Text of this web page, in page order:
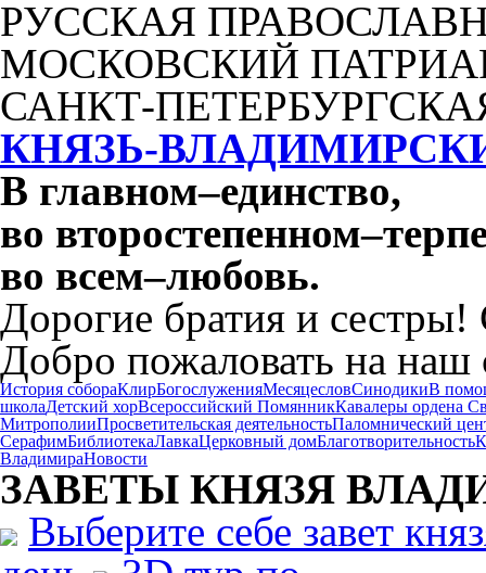
РУССКАЯ
МОСКОВСКИЙ
САНКТ-
КНЯЗЬ-
В главном–единство,
во второстепенном–
во всем–любовь.
Дорогие братия и
Добро пожаловать на наш
История собораКлирБогослуженияМесяцесловСинодикиВ
школаДетский хорВсероссийский ПомянникКавалеры ордена
МитрополииПросветительская деятельностьПаломнический
СерафимБиблиотекаЛавкаЦерковный домБлаготворительность
ВладимираНовости
ЗАВЕТЫ КНЯЗЯ
Выберите себе завет